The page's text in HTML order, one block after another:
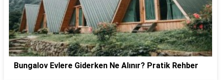
Bungalov Evlere Giderken Ne Alınır? Pratik Rehber